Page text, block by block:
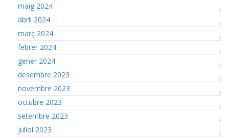
maig 2024
abril 2024
març 2024
febrer 2024
gener 2024
desembre 2023
novembre 2023
octubre 2023
setembre 2023
juliol 2023